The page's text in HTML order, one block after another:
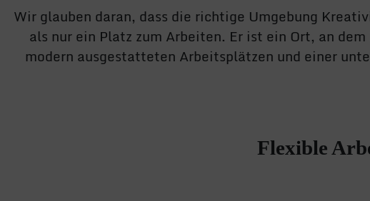
Wir glauben daran, dass die richtige Umgebung
als nur ein Platz zum Arbeiten. Er ist ein Ort, an
modern ausgestatteten Arbeitsplätzen und einer
Flexible